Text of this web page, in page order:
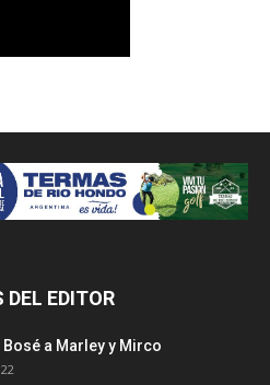
DEL EDITOR
Bosé a Marley y Mirco